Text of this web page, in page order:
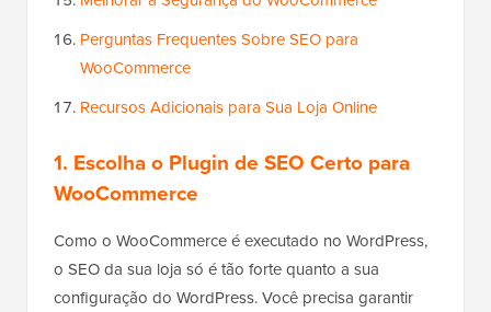
Perguntas Frequentes Sobre SEO para
WooCommerce
Recursos Adicionais para Sua Loja Online
1. Escolha o Plugin de SEO Certo para
WooCommerce
Como o WooCommerce é executado no WordPress,
o SEO da sua loja só é tão forte quanto a sua
configuração do WordPress. Você precisa garantir